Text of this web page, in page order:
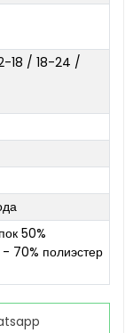
18 / 18-24 /
50%
- 70% полиэстер